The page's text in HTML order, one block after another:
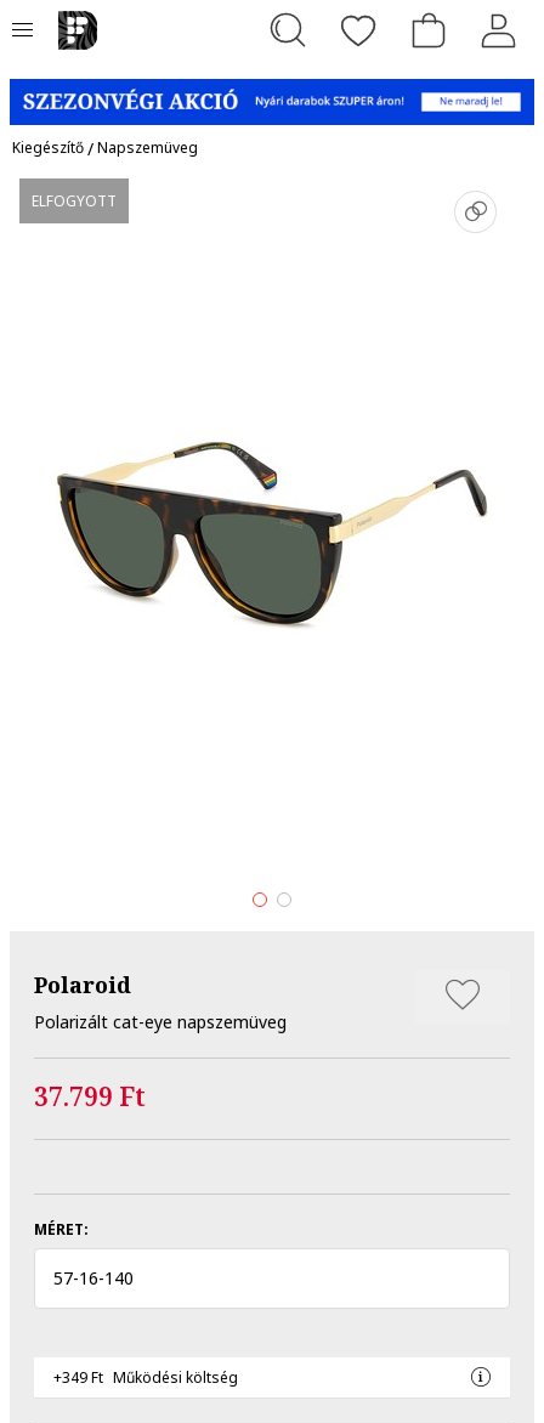
Kiegészítő/Napszemüveg
ELFOGYOTT
Polaroid
Polarizált cat-eye napszemüveg
37.799 Ft
MÉRET:
57-16-140
+349 Ft Működési költség